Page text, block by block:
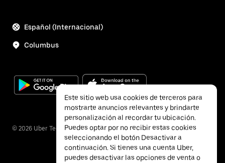
Español (Internacional)
Columbus
© 2026 Uber Technologies Inc.
Este sitio web usa cookies de terceros para
mostrarte anuncios relevantes y brindarte
personalización al recordar tu ubicación.
Puedes optar por no recibir estas cookies
seleccionando el botón Desactivar a
continuación. Si tienes una cuenta Uber,
puedes desactivar las opciones de venta o